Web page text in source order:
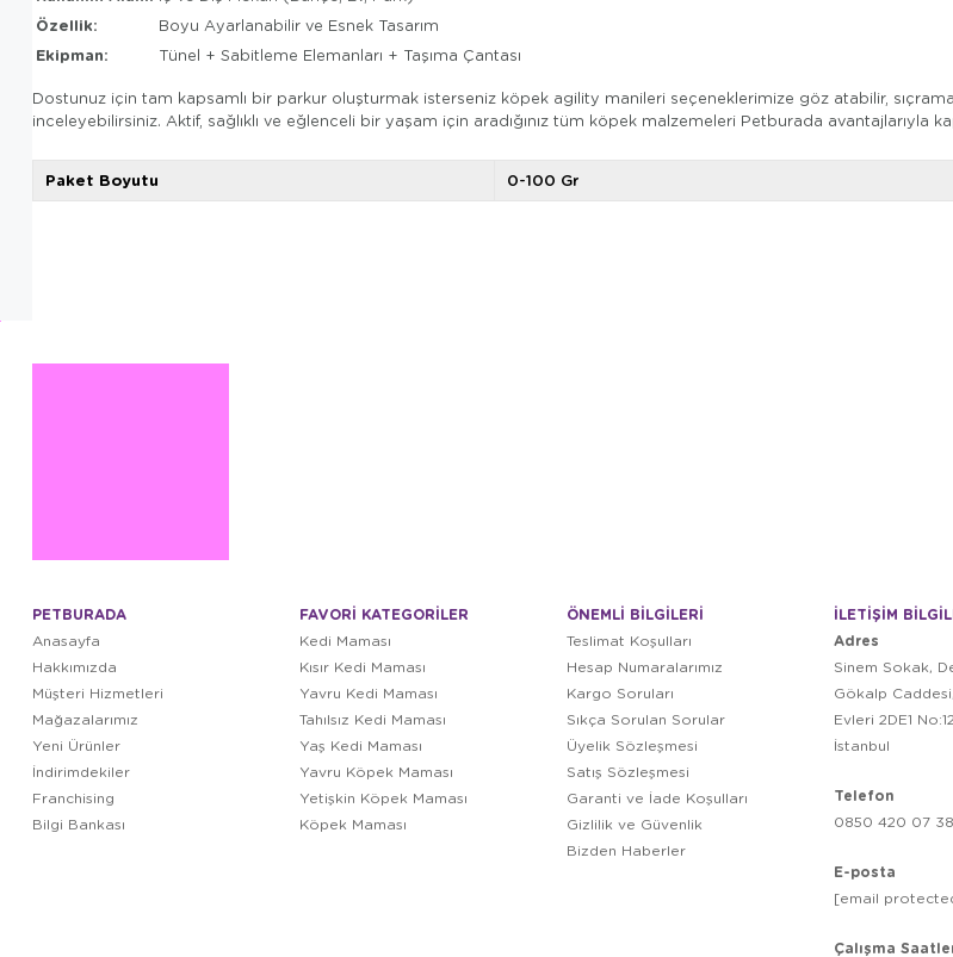
Özellik: Boyu Ayarlanabilir ve Esnek Tasarım
Ekipman: Tünel + Sabitleme Elemanları + Taşıma Çantası
Dostunuz için tam kapsamlı bir parkur oluşturmak isterseniz köpek agility manileri seçeneklerimize göz atabilir,
inceleyebilirsiniz. Aktif, sağlıklı ve eğlenceli bir yaşam için aradığınız tüm köpek malzemeleri Petburada avantajlarıyla
Paket Boyutu 0-100 Gr
PETBURADA
Anasayfa
Hakkımızda
Müşteri Hizmetleri
Mağazalarımız
Yeni Ürünler
İndirimdekiler
Franchising
Bilgi Bankası
FAVORİ KATEGORİLER
Kedi Maması
Kısır Kedi Maması
Yavru Kedi Maması
Tahılsız Kedi Maması
Yaş Kedi Maması
Yavru Köpek Maması
Yetişkin Köpek Maması
Köpek Maması
ÖNEMLİ BİLGİLERİ
Teslimat Koşulları
Hesap Numaralarımız
Kargo Soruları
Sıkça Sorulan Sorular
Üyelik Sözleşmesi
Satış Sözleşmesi
Garanti ve İade Koşulları
Gizlilik ve Güvenlik
Bizden Haberler
İLETİŞİM
Adres
Sinem Sokak,
Gökalp
Evleri 2DE1
İstanbul
Telefon
0850 420 07 38
E-posta
[email
Çalışma